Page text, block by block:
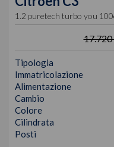
1.2 puretech turbo you
17.720
Tipologia
Immatricolazione
Alimentazione
Cambio
Colore
Cilindrata
Posti